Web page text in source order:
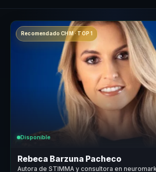
Recomendado CHM · TOP 1
Disponible
Rebeca Barzuna Pacheco
Autora de STIMMA y consultora en